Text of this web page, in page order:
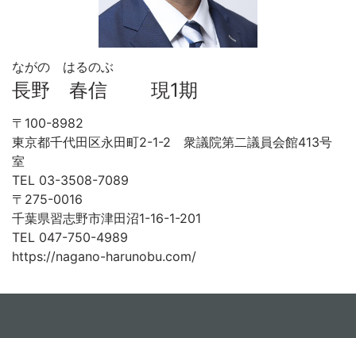
ながの はるのぶ
長野 春信 現1期
〒100-8982
東京都千代田区永田町2-1-2 衆議院第二議員会館413号
室
TEL 03-3508-7089
〒275-0016
千葉県習志野市津田沼1-16-1-201
TEL 047-750-4989
https://nagano-harunobu.com/